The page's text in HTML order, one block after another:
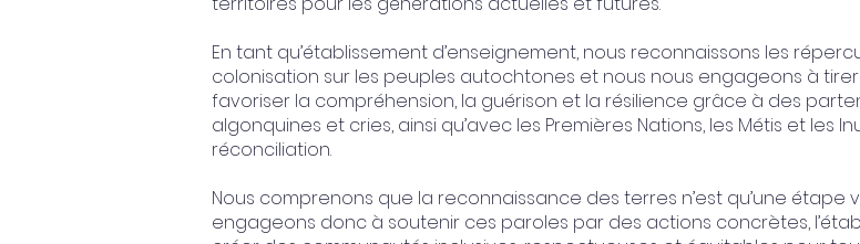
En tant qu’établissement d’enseignement, nous reconnaissons les
colonisation sur les peuples autochtones et nous nous engageons à
favoriser la compréhension, la guérison et la résilience grâce à des
algonquines et cries, ainsi qu’avec les Premières Nations, les Métis et les
réconciliation.
Nous comprenons que la reconnaissance des terres n’est qu’une étape
engageons donc à soutenir ces paroles par des actions concrètes,